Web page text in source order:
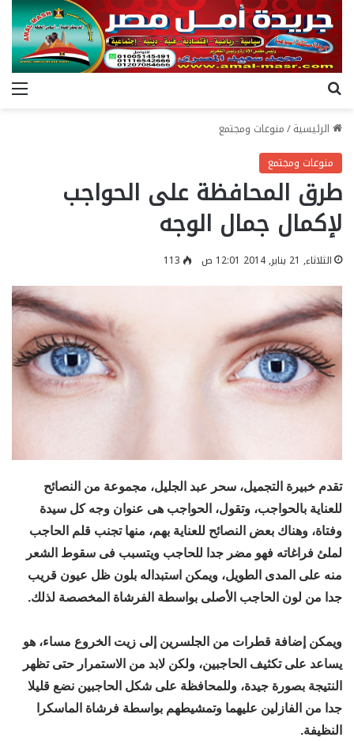
الرئيسية/منوعات ومجتمع
منوعات ومجتمع
طرق المحافظة على الحواجب
لإكمال جمال الوجه
الثلاثاء, 21 يناير, 2014 12:01 ص 113
تقدم خبيرة التجميل، سحر عبد الجليل، مجموعة من النصائح
للعناية بالحواجب، وتقول، الحواجب هى عنوان وجه كل سيدة
وفتاة، وهناك بعض النصائح للعناية بهم، منها تجنب قلم الحاجب
لملئ فراغاته فهو مضر جدا للحاجب ويتسبب فى سقوط الشعر
منه على المدى الطويل، ويمكن استبداله بلون ظل عيون قريب
جدا من لون الحاجب الأصلى بواسطة الفرشاة المخصصة لذلك.
ويمكن إضافة قطرات من الجلسرين إلى زيت الخروع مساء، هو
يساعد على تكثيف الحاجبين، ولكن لابد من الاستمرار حتى تظهر
النتيجة بصورة جيدة، وللمحافظة على شكل الحاجبين نضع قليلا
جدا من الفازلين عليهما وتمشيطهم بواسطة فرشاة الماسكرا
النظيفة.